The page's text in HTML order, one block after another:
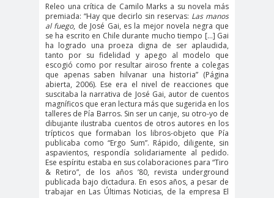
#Colegiodeperiodistas
#InformarNoEs
Delito
#LibertadDePr
ensa
#MediosNoSexi
stas
#Mega
#Megame
dia
#noticia
s
#Noticias #Asamblea
#Colegiodeperiodistas
#PrensaProte
gida
1 de
mayo
Releo una crítica de Camilo Marks a su novela más
premiada: “Hay que decirlo sin reservas: Las manos
al fuego, de José Gai, es la mejor novela negra que
se ha escrito en Chile durante mucho tiempo […] Gai
ha logrado una proeza digna de ser aplaudida,
tanto por su fidelidad y apego al modelo que
escogió como por resultar airoso frente a colegas
que apenas saben hilvanar una historia” (Página
abierta, 2006). Ese era el nivel de reacciones que
suscitaba la narrativa de José Gai, autor de cuentos
magníficos que eran lectura más que sugerida en los
talleres de Pía Barros. Sin ser un canje, su otro-yo de
dibujante ilustraba cuentos de otros autores en los
trípticos que formaban los libros-objeto que Pía
publicaba como “Ergo Sum”. Rápido, diligente, sin
aspavientos, respondía solidariamente al pedido.
Ese espíritu estaba en sus colaboraciones para “Tiro
& Retiro”, de los años ’80, revista underground
publicada bajo dictadura. En esos años, a pesar de
trabajar en Las Últimas Noticias, de la empresa El